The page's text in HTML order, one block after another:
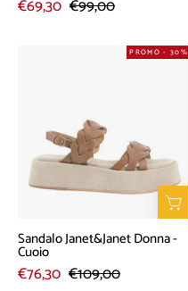
€69,30 €99,00
Sandalo
-
Cuoio
PROMO - 30%
Sandalo Janet&Janet Donna -
Cuoio
€76,30 €109,00